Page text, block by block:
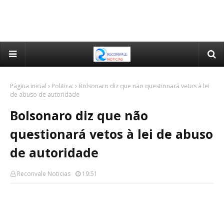
Página inicial Politica:
Bolsonaro diz que não questionará vetos à lei
de abuso de autoridade
Bolsonaro diz que não
questionará vetos à lei de abuso
de autoridade
Reconvale Noticias 19:51